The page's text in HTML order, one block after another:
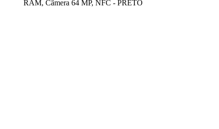
RAM, Câmera 64 MP, NFC - PRETO